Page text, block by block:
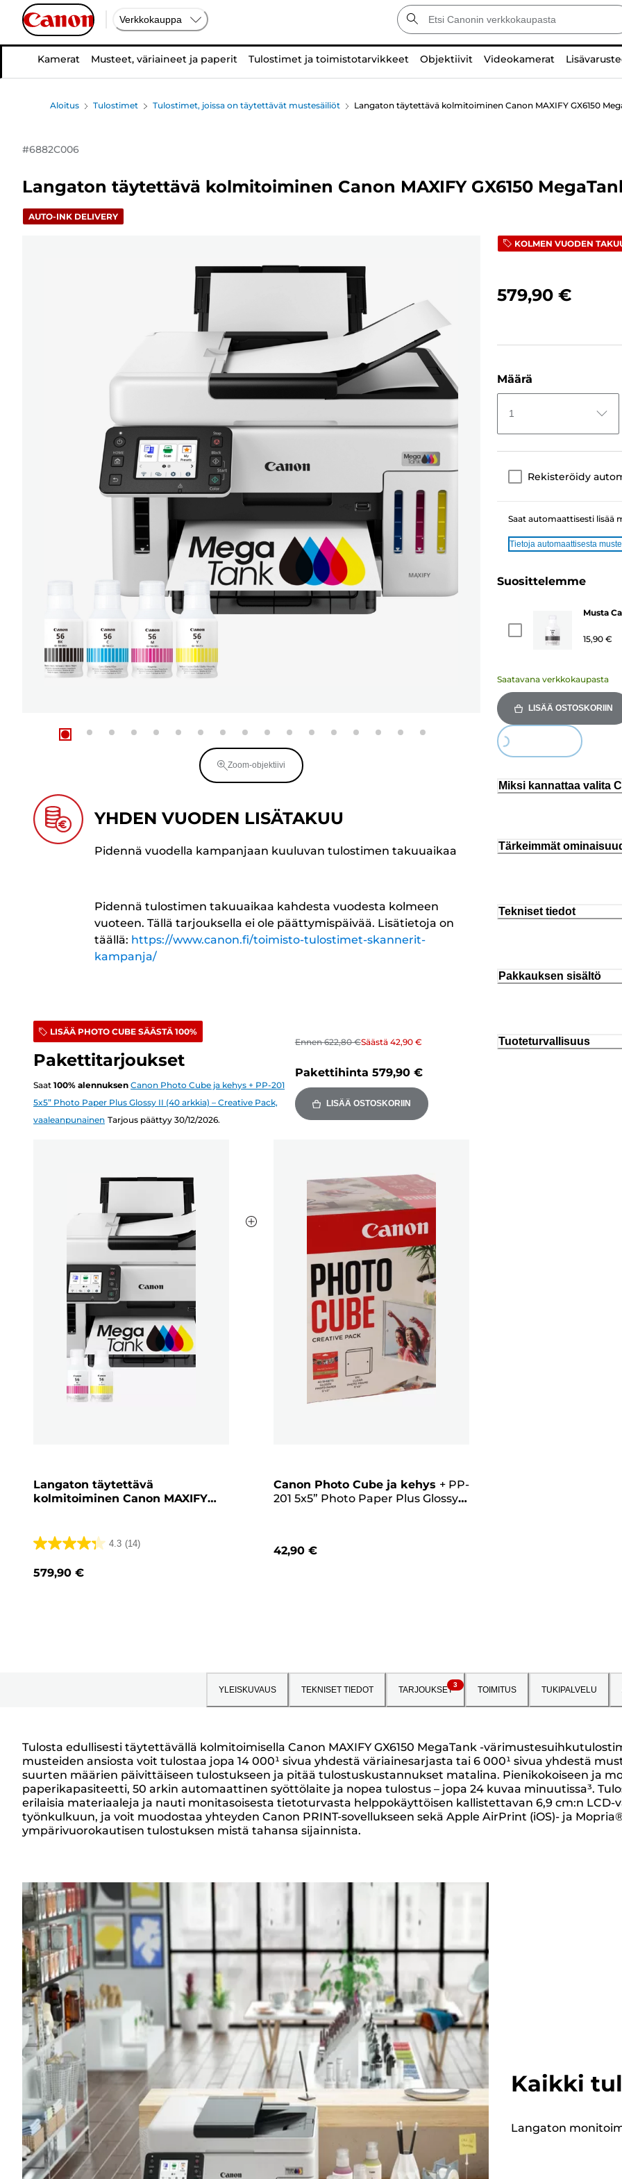
Verkkokauppa
Kamerat Musteet, väriaineet ja paperit Tulostimet ja toimistotarvikkeet Objektiivit Videokamerat
Aloitus Tulostimet Tulostimet, joissa on täytettävät mustesäiliöt Langaton täytettävä kolmitoiminen Canon MAXIFY GX6150
#6882C006
Langaton täytettävä kolmitoiminen Canon MAXIFY GX6150
AUTO-INK DELIVERY
Zoom-objektiivi
YHDEN VUODEN LISÄTAKUU
Pidennä vuodella kampanjaan kuuluvan tulostimen takuuaikaa
Pidennä tulostimen takuuaikaa kahdesta vuodesta kolmeen
vuoteen. Tällä tarjouksella ei ole päättymispäivää. Lisätietoja on
täällä: https://www.canon.fi/toimisto-tulostimet-skannerit-
kampanja/
LISÄÄ PHOTO CUBE SÄÄSTÄ 100%
Pakettitarjoukset
Saat 100% alennuksen Canon Photo Cube ja kehys + PP-201
5x5” Photo Paper Plus Glossy II (40 arkkia) – Creative Pack,
vaaleanpunainen Tarjous päättyy 30/12/2026.
Ennen622,80 €Säästä 42,90 €
Pakettihinta 579,90 €
LISÄÄ OSTOSKORIIN
Langaton täytettävä
kolmitoiminen Canon MAXIFY
4.3 (14)
4.3/5
tähteä.
579,90 €
Canon Photo Cube ja kehys + PP-
201 5x5” Photo Paper Plus Glossy II
42,90 €
KOLMEN VUODEN
579,90 €
Määrä
1
Rekisteröidy
Saat automaattisesti lisää
Tietoja automaattisesta
Suosittelemme
Musta
15,90 €
Saatavana verkkokaupasta
LISÄÄ OSTOSKORIIN
Loading...
Miksi kannattaa valita
Tärkeimmät
Tekniset tiedot
Pakkauksen sisältö
Tuoteturvallisuus
YLEISKUVAUS TEKNISET TIEDOT TARJOUKSET
3
TOIMITUS TUKIPALVELU
Yleiskuvaus
Tulosta edullisesti täytettävällä kolmitoimisella Canon MAXIFY GX6150 MegaTank -
musteiden ansiosta voit tulostaa jopa 14 000¹ sivua yhdestä väriainesarjasta tai 6 000¹ sivua yhdestä
suurten määrien päivittäiseen tulostukseen ja pitää tulostuskustannukset matalina. Pienikokoiseen ja
paperikapasiteetti, 50 arkin automaattinen syöttölaite ja nopea tulostus – jopa 24 kuvaa minuutissa³.
erilaisia materiaaleja ja nauti monitasoisesta tietoturvasta helppokäyttöisen kallistettavan 6,9 cm:n LCD-
työnkulkuun, ja voit muodostaa yhteyden Canon PRINT-sovellukseen sekä Apple AirPrint (iOS)- ja
ympärivuorokautisen tulostuksen mistä tahansa sijainnista.
Kaikki
Langaton